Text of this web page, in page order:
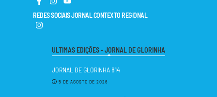
REDES SOCIAIS JORNAL CONTEXTO REGIONAL
ULTIMAS EDIÇÕES - JORNAL DE GLORINHA
JORNAL DE GLORINHA 814
5 DE AGOSTO DE 2026